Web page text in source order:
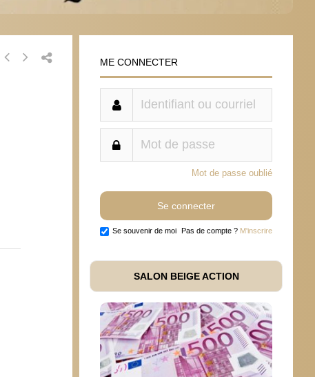
ME CONNECTER
Mot de passe oublié
Se souvenir de moi Pas de compte ? M'inscrire
SALON BEIGE ACTION